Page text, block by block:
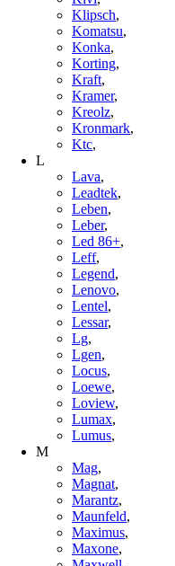
Klipsch,
Komatsu,
Konka,
Korting,
Kraft,
Kramer,
Kreolz,
Kronmark,
Ktc,
L
Lava,
Leadtek,
Leben,
Leber,
Led 86+,
Leff,
Legend,
Lenovo,
Lentel,
Lessar,
Lg,
Lgen,
Locus,
Loewe,
Loview,
Lumax,
Lumus,
M
Mag,
Magnat,
Marantz,
Maunfeld,
Maximus,
Maxone,